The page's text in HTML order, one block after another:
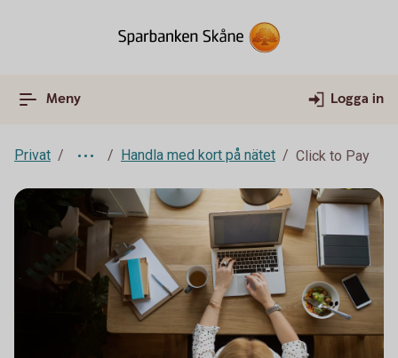
Meny Logga in
Privat Handla med kort på nätet Click to Pay